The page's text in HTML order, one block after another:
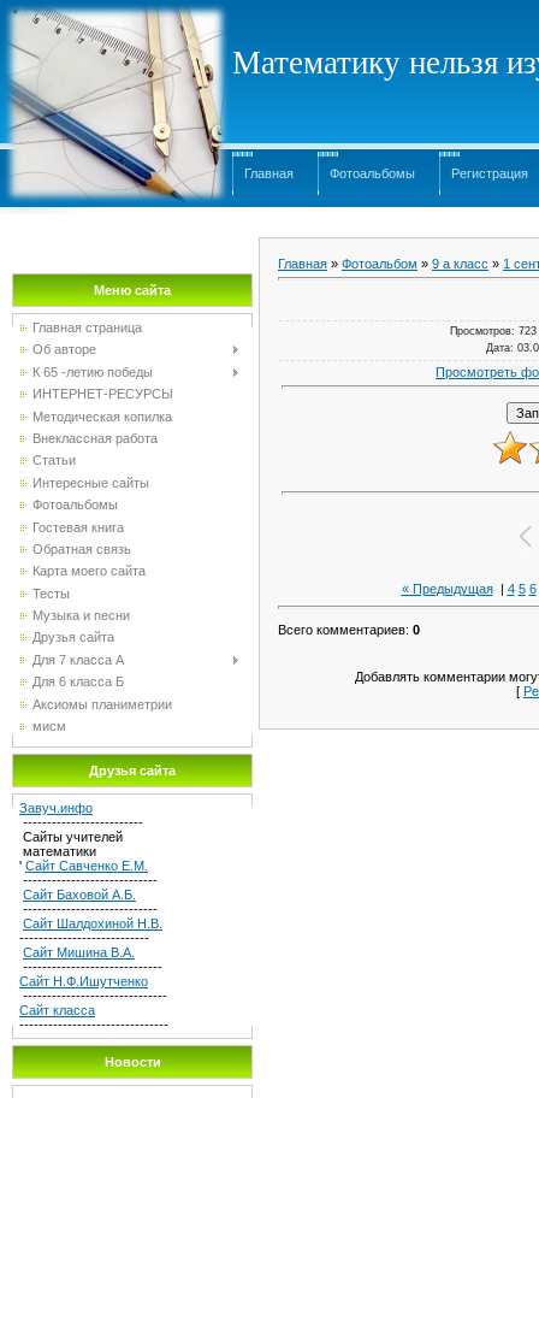
Математику нельзя
Главная Фотоальбомы Регистрация
Меню сайта
Главная страница
Об авторе
К 65 -летию победы
ИНТЕРНЕТ-РЕСУРСЫ
Методическая копилка
Внеклассная работа
Статьи
Интересные сайты
Фотоальбомы
Гостевая книга
Обратная связь
Карта моего сайта
Тесты
Музыка и песни
Друзья сайта
Для 7 класса А
Для 6 класса Б
Аксиомы планиметрии
мисм
Друзья сайта
Завуч.инфо
-------------------------
Сайты учителей
математики
' Сайт Савченко Е.М.
----------------------------
Сайт Баховой А.Б.
----------------------------
Сайт Шалдохиной Н.В.
---------------------------
Сайт Мишина В.А.
-----------------------------
Сайт Н.Ф.Ишутченко
------------------------------
Сайт класса
-------------------------------
Новости
Главная » Фотоальбом » 9 а класс » 1
Просмотров:
Дата:
Просмотреть
« Предыдущая| 4 5 6
Всего комментариев: 0
Добавлять комментарии
[